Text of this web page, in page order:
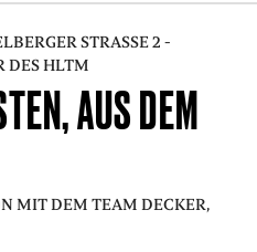
STRASSE 2 - T
HLTM
AUS DEM
MIT DEM TEAM DECKER,